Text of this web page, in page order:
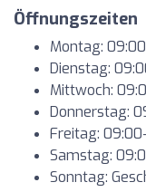
Öffnungszeiten
Montag:
Dienstag:
Mittwoch:
Donnerstag:
Freitag:
Samstag:
Sonntag: